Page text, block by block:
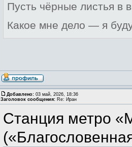
Пусть чёрные листья в
Какое мне дело — я
Добавлено: 03 май, 2026, 18:36
Заголовок сообщения: Re: Иран
Станция метро